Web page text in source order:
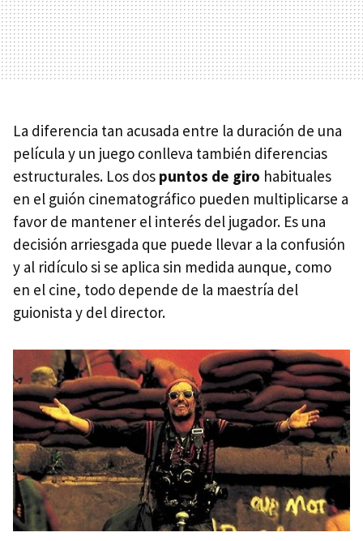
La diferencia tan acusada entre la duración de una
película y un juego conlleva también diferencias
estructurales. Los dos puntos de giro habituales
en el guión cinematográfico pueden multiplicarse a
favor de mantener el interés del jugador. Es una
decisión arriesgada que puede llevar a la confusión
y al ridículo si se aplica sin medida aunque, como
en el cine, todo depende de la maestría del
guionista y del director.